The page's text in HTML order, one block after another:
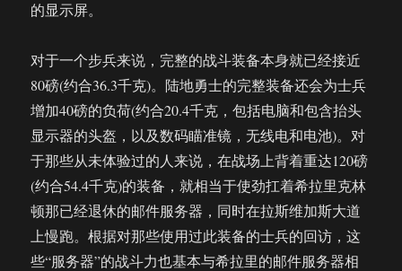
的显示屏。
对于一个步兵来说，完整的战斗装备本身就已经接近
80磅(约合36.3千克)。陆地勇士的完整装备还会为士兵
增加40磅的负荷(约合20.4千克，包括电脑和包含抬头
显示器的头盔，以及数码瞄准镜，无线电和电池)。对
于那些从未体验过的人来说，在战场上背着重达120磅
(约合54.4千克)的装备，就相当于使劲扛着希拉里克林
顿那已经退休的邮件服务器，同时在拉斯维加斯大道
上慢跑。根据对那些使用过此装备的士兵的回访，这
些“服务器”的战斗力也基本与希拉里的邮件服务器相